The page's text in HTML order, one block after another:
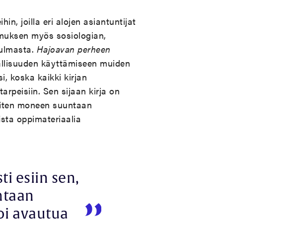
joilla eri alojen asiantuntijat
myös sosiologian,
Hajoavan perheen
käyttämiseen muiden
koska kaikki kirjan
Sen sijaan kirja on
moneen suuntaan
oppimateriaalia
esiin sen,
avautua